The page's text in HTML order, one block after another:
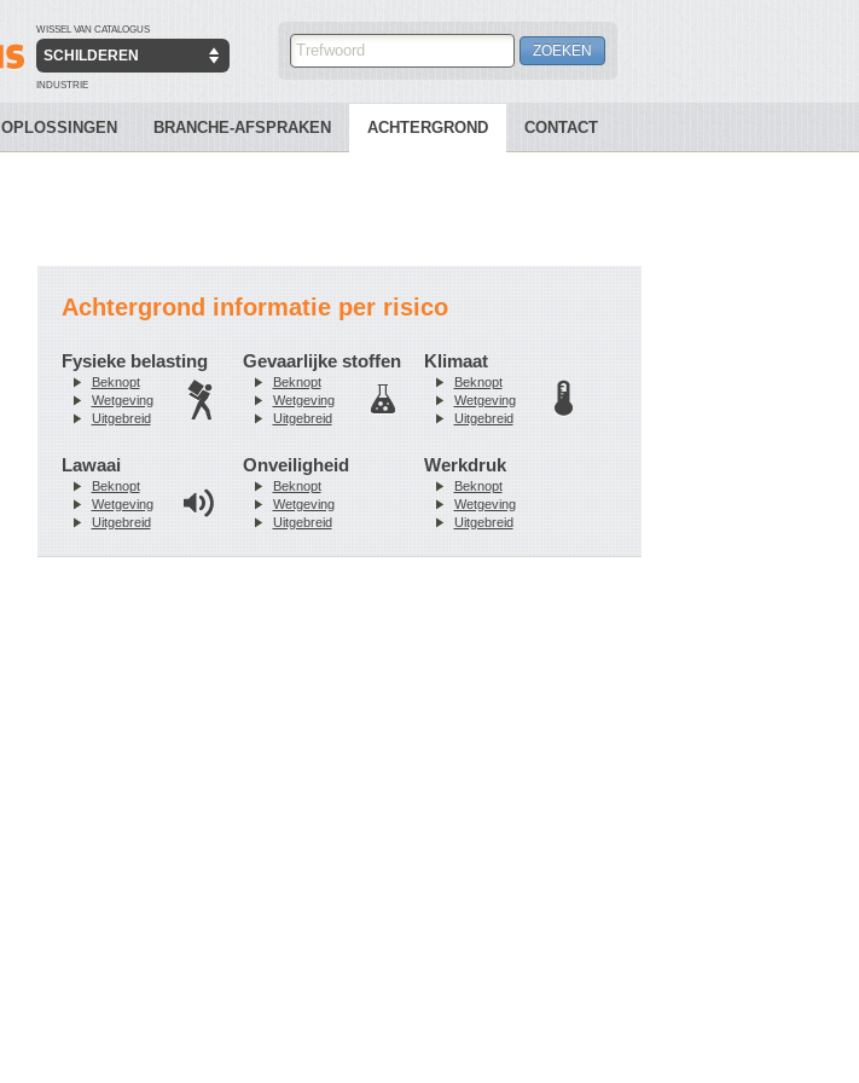
WISSEL VAN CATALOGUS
SCHILDEREN
INDUSTRIE
OPLOSSINGEN BRANCHE-AFSPRAKEN ACHTERGROND CONTACT
Achtergrond informatie per risico
Fysieke belasting
Beknopt
Wetgeving
Uitgebreid
Gevaarlijke stoffen
Beknopt
Wetgeving
Uitgebreid
Klimaat
Beknopt
Wetgeving
Uitgebreid
Lawaai
Beknopt
Wetgeving
Uitgebreid
Onveiligheid
Beknopt
Wetgeving
Uitgebreid
Werkdruk
Beknopt
Wetgeving
Uitgebreid